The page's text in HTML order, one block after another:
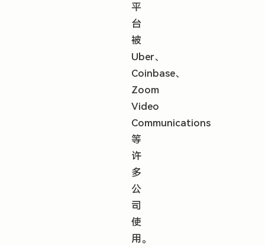
平
台
被
Uber、
Coinbase、
Zoom
Video
Communications
等
许
多
公
司
使
用。